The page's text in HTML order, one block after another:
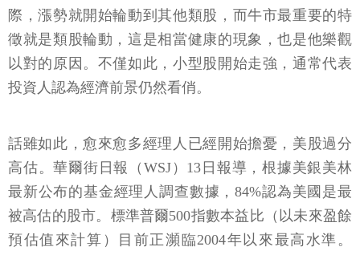
際，漲勢就開始輪動到其他類股，而牛市最重要的特
徵就是類股輪動，這是相當健康的現象，也是他樂觀
以對的原因。不僅如此，小型股開始走強，通常代表
投資人認為經濟前景仍然看俏。
話雖如此，愈來愈多經理人已經開始擔憂，美股過分
高估。華爾街日報（WSJ）13日報導，根據美銀美林
最新公布的基金經理人調查數據，84%認為美國是最
被高估的股市。標準普爾500指數本益比（以未來盈餘
預估值來計算）目前正瀕臨2004年以來最高水準。